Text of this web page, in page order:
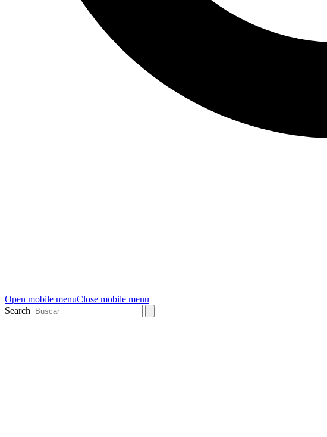
Open mobile menuClose mobile menu
Search